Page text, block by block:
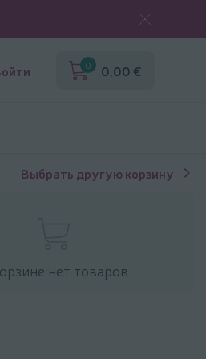
0 0,00 €
Выбрать другую корзину
нет товаров